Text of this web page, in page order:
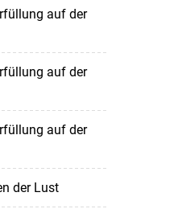
auf der
auf der
auf der
der Lust